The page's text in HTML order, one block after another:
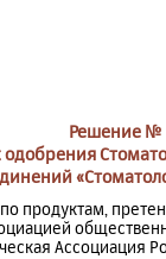
Решение №
продуктам,
Ассоциация